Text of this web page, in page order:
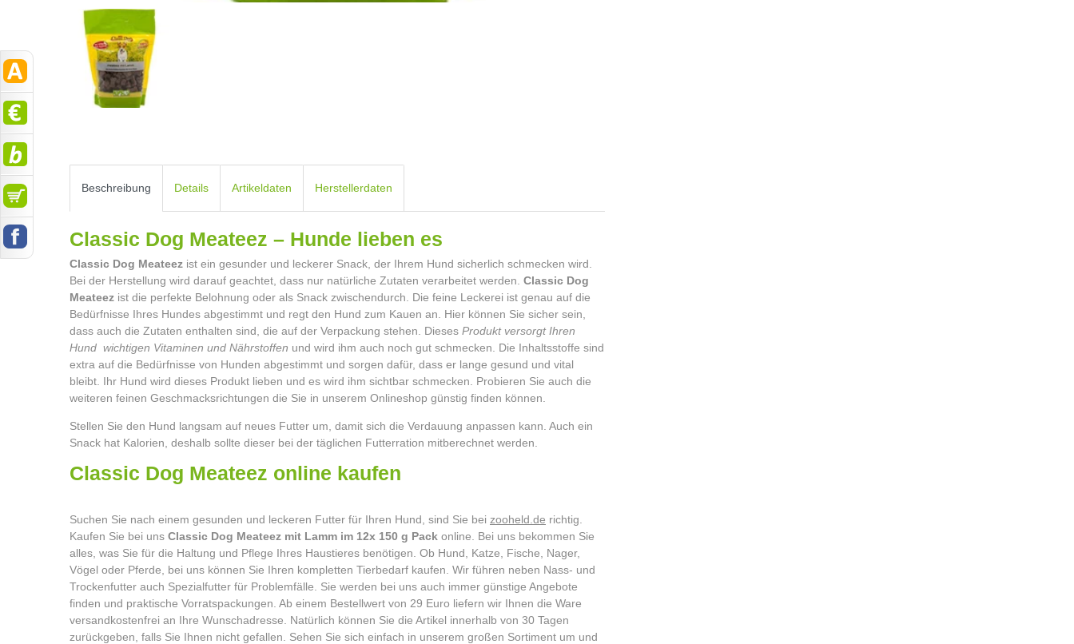
Beschreibung Details Artikeldaten Herstellerdaten
Classic Dog Meateez – Hunde lieben es
Classic Dog Meateez ist ein gesunder und leckerer Snack, der Ihrem Hund sicherlich schmecken wird.
Bei der Herstellung wird darauf geachtet, dass nur natürliche Zutaten verarbeitet werden. Classic Dog
Meateez ist die perfekte Belohnung oder als Snack zwischendurch. Die feine Leckerei ist genau auf die
Bedürfnisse Ihres Hundes abgestimmt und regt den Hund zum Kauen an. Hier können Sie sicher sein,
dass auch die Zutaten enthalten sind, die auf der Verpackung stehen. Dieses Produkt versorgt Ihren
Hund wichtigen Vitaminen und Nährstoffen und wird ihm auch noch gut schmecken. Die Inhaltsstoffe sind
extra auf die Bedürfnisse von Hunden abgestimmt und sorgen dafür, dass er lange gesund und vital
bleibt. Ihr Hund wird dieses Produkt lieben und es wird ihm sichtbar schmecken. Probieren Sie auch die
weiteren feinen Geschmacksrichtungen die Sie in unserem Onlineshop günstig finden können.
Stellen Sie den Hund langsam auf neues Futter um, damit sich die Verdauung anpassen kann. Auch ein
Snack hat Kalorien, deshalb sollte dieser bei der täglichen Futterration mitberechnet werden.
Classic Dog Meateez online kaufen
Suchen Sie nach einem gesunden und leckeren Futter für Ihren Hund, sind Sie bei zooheld.de richtig.
Kaufen Sie bei uns Classic Dog Meateez mit Lamm im 12x 150 g Pack online. Bei uns bekommen Sie
alles, was Sie für die Haltung und Pflege Ihres Haustieres benötigen. Ob Hund, Katze, Fische, Nager,
Vögel oder Pferde, bei uns können Sie Ihren kompletten Tierbedarf kaufen. Wir führen neben Nass- und
Trockenfutter auch Spezialfutter für Problemfälle. Sie werden bei uns auch immer günstige Angebote
finden und praktische Vorratspackungen. Ab einem Bestellwert von 29 Euro liefern wir Ihnen die Ware
versandkostenfrei an Ihre Wunschadresse. Natürlich können Sie die Artikel innerhalb von 30 Tagen
zurückgeben, falls Sie Ihnen nicht gefallen. Sehen Sie sich einfach in unserem großen Sortiment um und